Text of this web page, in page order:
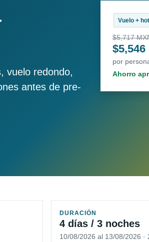
vuelo redondo,
antes de pre-
Vuelo +
$5,717
$5,546
por
Ahorro
DURACIÓN
4 días / 3 noches
10/08/2026 al 13/08/2026 ·